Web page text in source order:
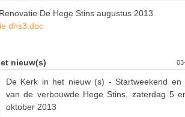
De Hege Stins augustus 2013
dhs3.doc
nieuw(s)
De Kerk in het nieuw (s) - Startweekend en
van de verbouwde Hege Stins, zaterdag 5
oktober 2013